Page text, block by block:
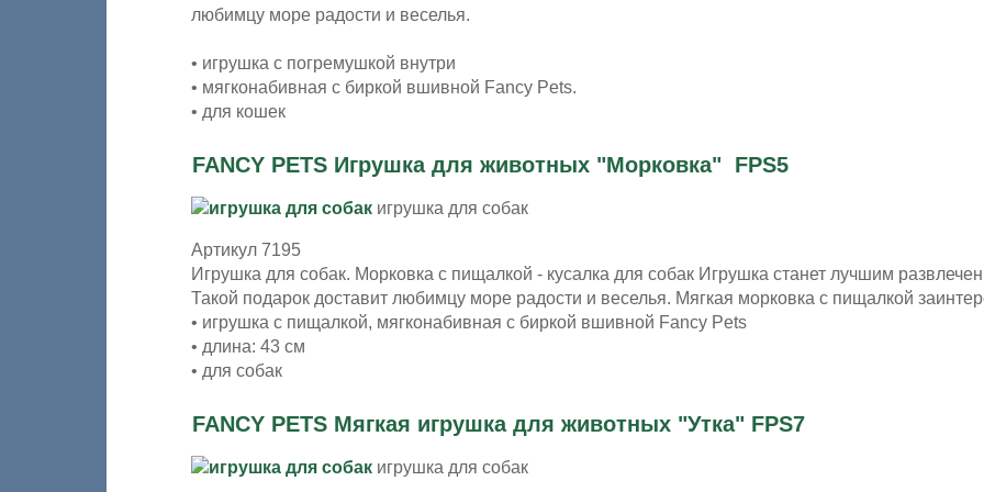
любимцу море радости и веселья.
• игрушка с погремушкой внутри
• мягконабивная с биркой вшивной Fancy Pets.
• для кошек
FANCY PETS Игрушка для животных "Морковка" FPS5
игрушка для собак
Артикул 7195
Игрушка для собак. Морковка с пищалкой - кусалка для собак Игрушка станет лучшим
Такой подарок доставит любимцу море радости и веселья. Мягкая морковка с пищалкой
• игрушка с пищалкой, мягконабивная с биркой вшивной Fancy Pets
• длина: 43 см
• для собак
FANCY PETS Мягкая игрушка для животных "Утка" FPS7
игрушка для собак